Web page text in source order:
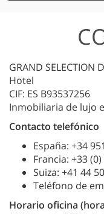
GRAND SELECTION
Hotel
CIF: ES B93537256
Inmobiliaria de lujo
Contacto telefónico
España: +34
Francia: +33
Suiza: +41 44
Teléfono de
Horario oficina